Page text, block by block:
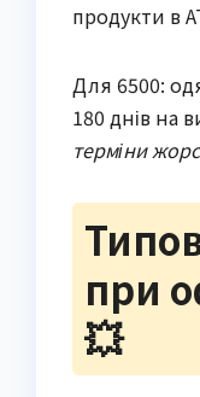
продукти в
Для 6500:
180 днів на
терміни
при
💥